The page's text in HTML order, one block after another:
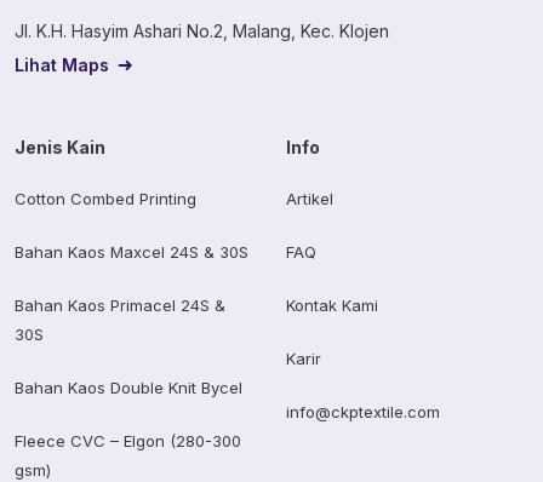
Jl. K.H. Hasyim Ashari No.2, Malang, Kec. Klojen
Lihat Maps
Jenis Kain
Cotton Combed Printing
Bahan Kaos Maxcel 24S & 30S
Bahan Kaos Primacel 24S &
30S
Bahan Kaos Double Knit Bycel
Fleece CVC – Elgon (280-300
gsm)
Info
Artikel
FAQ
Kontak Kami
Karir
info@ckptextile.com